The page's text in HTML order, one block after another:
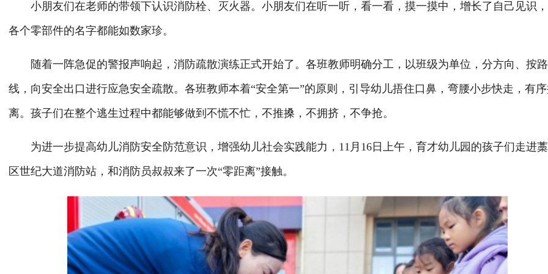
小朋友们在老师的带领下认识消防栓、灭火器。小朋友们在听一听，看一看，摸一摸中，增长了自己见识
各个零部件的名字都能如数家珍。
随着一阵急促的警报声响起，消防疏散演练正式开始了。各班教师明确分工，以班级为单位，分方向、按路
线，向安全出口进行应急安全疏散。各班教师本着“安全第一”的原则，引导幼儿捂住口鼻，弯腰小步快走，有
离。孩子们在整个逃生过程中都能够做到不慌不忙，不推搡，不拥挤，不争抢。
为进一步提高幼儿消防安全防范意识，增强幼儿社会实践能力，11月16日上午，育才幼儿园的孩子们走进
区世纪大道消防站，和消防员叔叔来了一次“零距离”接触。